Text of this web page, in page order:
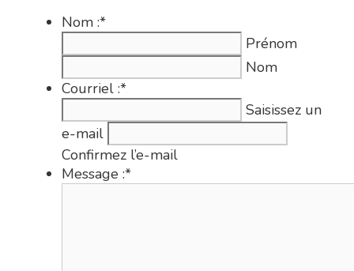
Nom :*
Prénom
Nom
Courriel :*
Saisissez un
e-mail
Confirmez l’e-mail
Message :*